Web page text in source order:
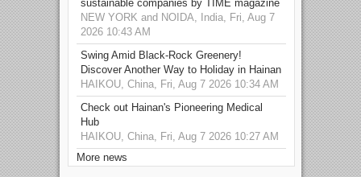
sustainable companies by TIME magazine
NEW YORK and NOIDA, India, Fri, Aug 7
2026 10:43 AM
Swing Amid Black‑Rock Greenery!
Discover Another Way to Holiday in Hainan
HAIKOU, China, Fri, Aug 7 2026 10:34 AM
Check out Hainan's Pioneering Medical
Hub
HAIKOU, China, Fri, Aug 7 2026 10:27 AM
More news